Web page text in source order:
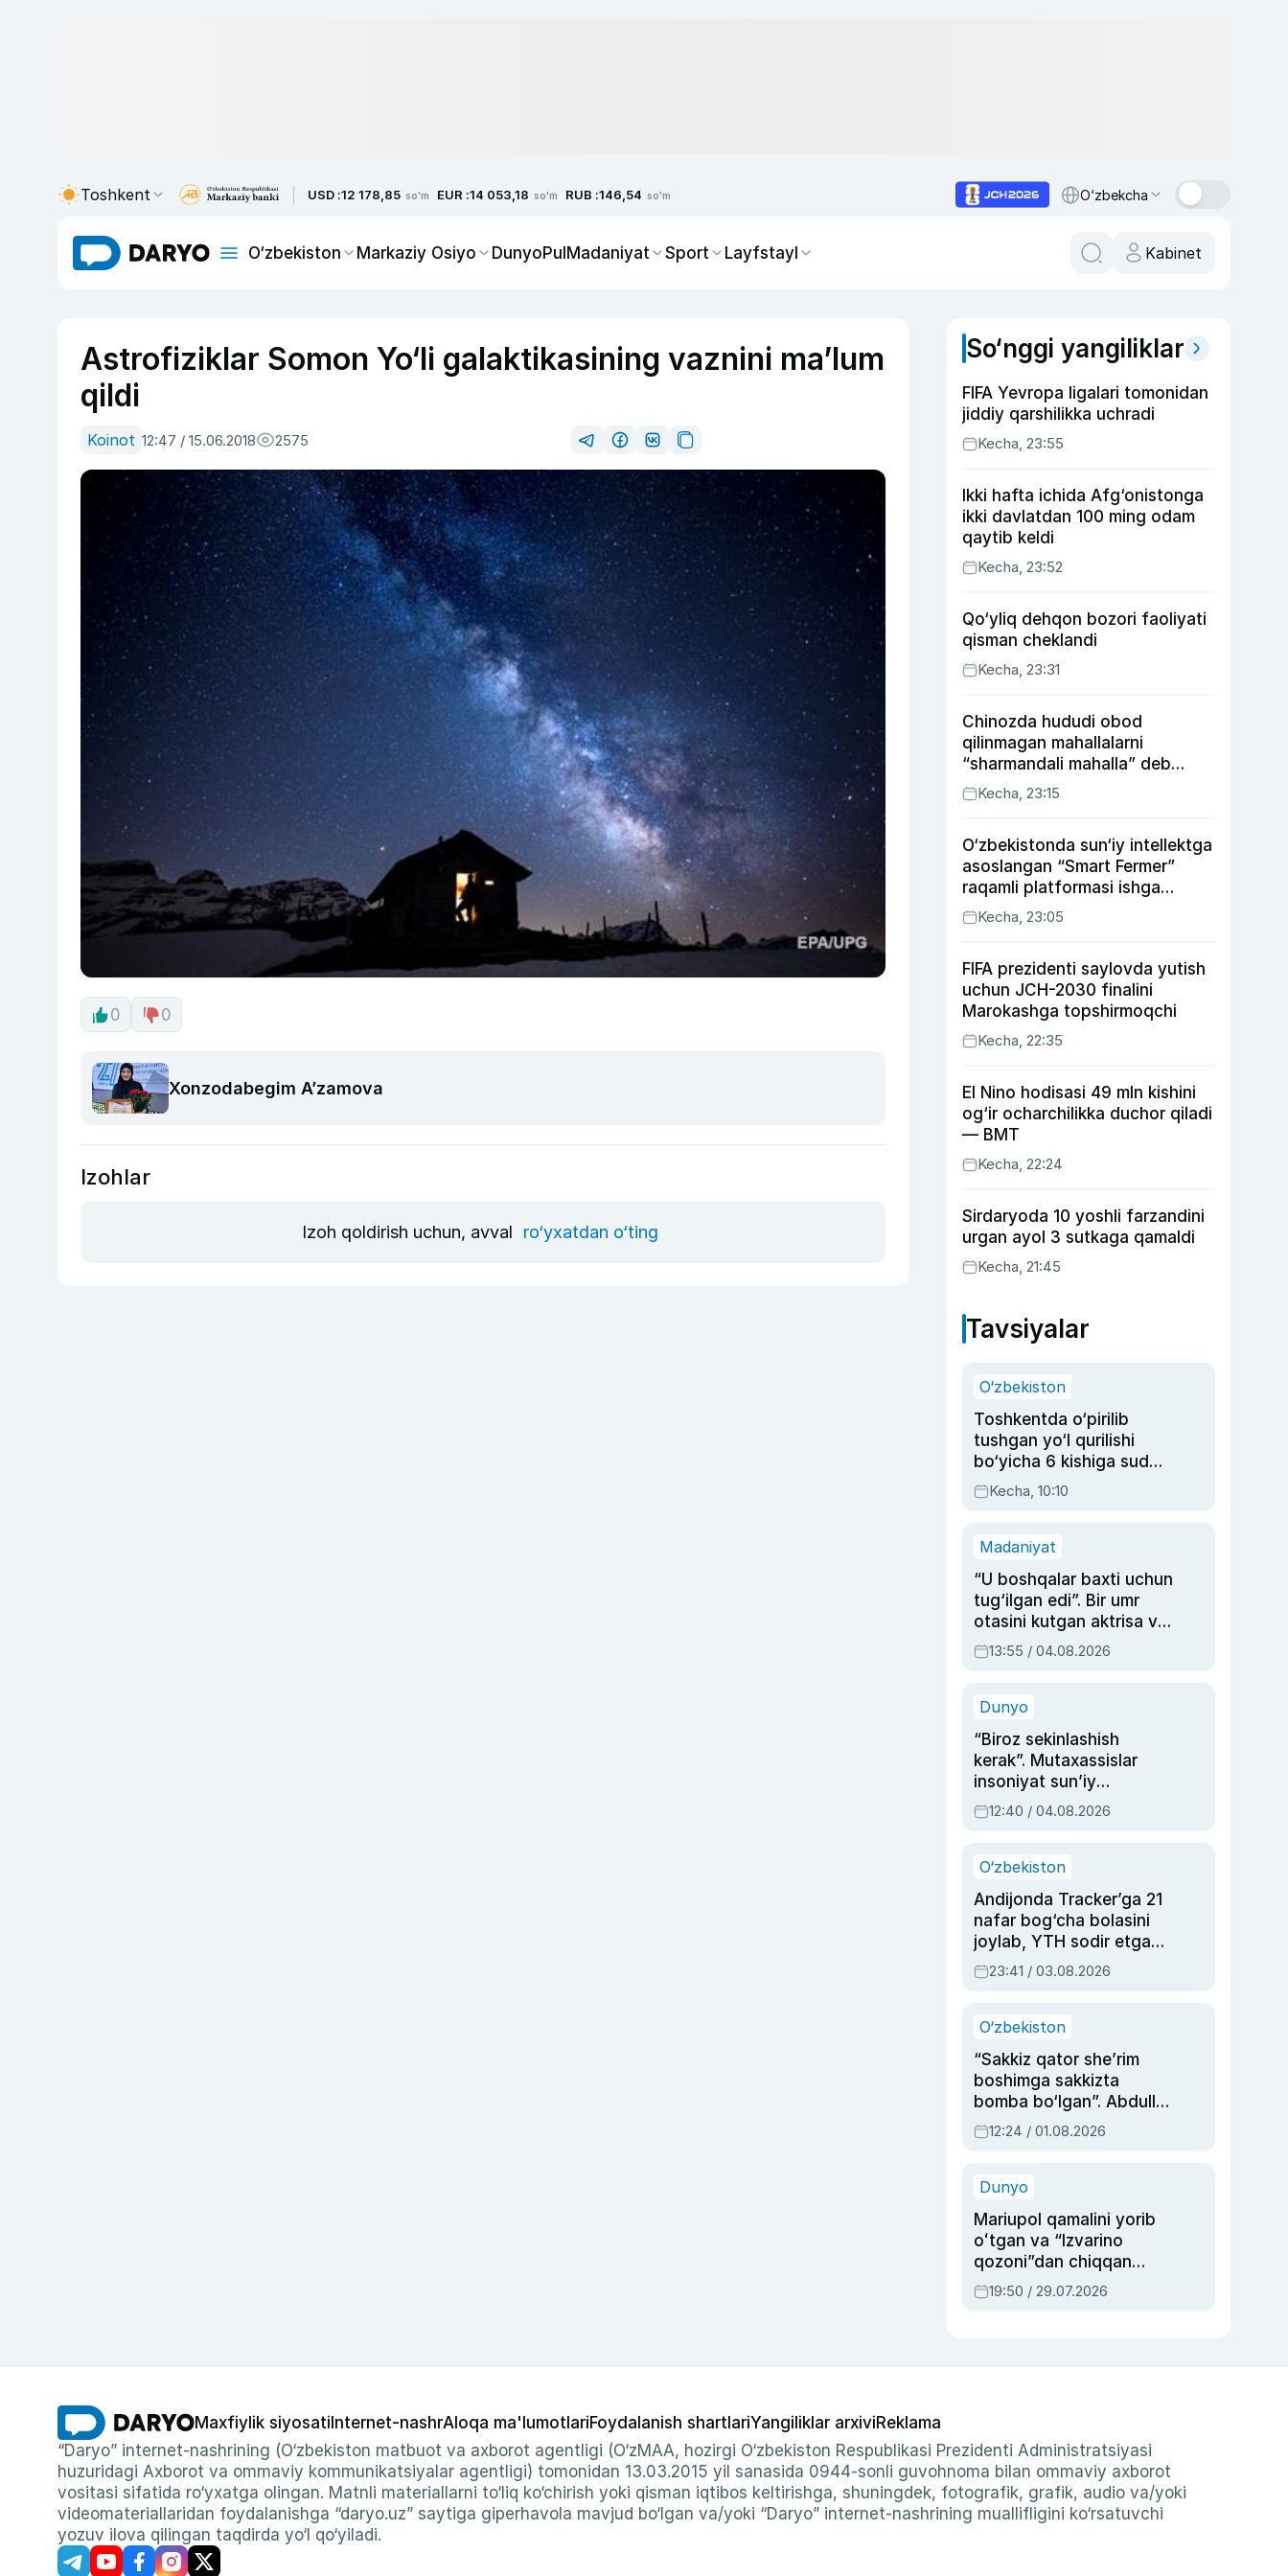
Toshkent USD :12 178,85 so'm EUR :14 053,18 so'm RUB :146,54 so'm O‘zbekcha
O‘zbekiston Markaziy Osiyo DunyoPulMadaniyat Sport Layfstayl Kabinet
Astrofiziklar Somon Yo‘li galaktikasining vaznini ma’lum
qildi
Koinot 12:47 / 15.06.2018 2575
0 0
Xonzodabegim A’zamova
Izohlar
Izoh qoldirish uchun, avval ro‘yxatdan o‘ting
So‘nggi yangiliklar
FIFA Yevropa ligalari tomonidan
jiddiy qarshilikka uchradi
Kecha, 23:55
Ikki hafta ichida Afg‘onistonga
ikki davlatdan 100 ming odam
qaytib keldi
Kecha, 23:52
Qo‘yliq dehqon bozori faoliyati
qisman cheklandi
Kecha, 23:31
Chinozda hududi obod
qilinmagan mahallalarni
“sharmandali mahalla” deb
belgilash boshlandi
Kecha, 23:15
O‘zbekistonda sun‘iy intellektga
asoslangan “Smart Fermer”
raqamli platformasi ishga
tushiriladi
Kecha, 23:05
FIFA prezidenti saylovda yutish
uchun JCH-2030 finalini
Marokashga topshirmoqchi
Kecha, 22:35
El Nino hodisasi 49 mln kishini
og‘ir ocharchilikka duchor qiladi
— BMT
Kecha, 22:24
Sirdaryoda 10 yoshli farzandini
urgan ayol 3 sutkaga qamaldi
Kecha, 21:45
Tavsiyalar
O‘zbekiston
Toshkentda o‘pirilib
tushgan yo‘l qurilishi
bo‘yicha 6 kishiga sud
hukmi o‘qildi
Kecha, 10:10
Madaniyat
“U boshqalar baxti uchun
tug‘ilgan edi”. Bir umr
otasini kutgan aktrisa va
dublyaj ustasi Rimma
Ahmedovaning
13:55 / 04.08.2026
Dunyo
“Biroz sekinlashish
kerak”. Mutaxassislar
insoniyat sun’iy
intellektni boshqara
olmay qolishidan xavotir
12:40 / 04.08.2026
O‘zbekiston
Andijonda Tracker’ga 21
nafar bog‘cha bolasini
joylab, YTH sodir etgan
ayolga sud hukmi o‘qildi
23:41 / 03.08.2026
O‘zbekiston
“Sakkiz qator she’rim
boshimga sakkizta
bomba bo‘lgan”. Abdulla
Oripovni siyosiy
ayblovlardan asrab
12:24 / 01.08.2026
Dunyo
Mariupol qamalini yorib
oʻtgan va “Izvarino
qozoni”dan chiqqan
qahramon — Ukraina
armiyasi bosh
19:50 / 29.07.2026
Maxfiylik siyosati Internet-nashrAloqa ma'lumotlariFoydalanish shartlariYangiliklar arxiviReklama
“Daryo” internet-nashrining (O‘zbekiston matbuot va axborot agentligi (O‘zMAA, hozirgi O‘zbekiston Respublikasi Prezidenti Administratsiyasi
huzuridagi Axborot va ommaviy kommunikatsiyalar agentligi) tomonidan 13.03.2015 yil sanasida 0944-sonli guvohnoma bilan ommaviy axborot
vositasi sifatida ro‘yxatga olingan. Matnli materiallarni to‘liq ko‘chirish yoki qisman iqtibos keltirishga, shuningdek, fotografik, grafik, audio va/yoki
videomateriallaridan foydalanishga “daryo.uz” saytiga giperhavola mavjud bo‘lgan va/yoki “Daryo” internet-nashrining muallifligini ko‘rsatuvchi
yozuv ilova qilingan taqdirda yo‘l qo‘yiladi.